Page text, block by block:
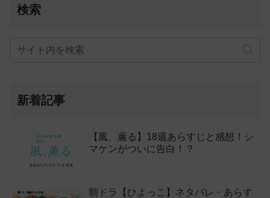
検索
新着記事
【風、薫る】18週あらすじと感想！シ
マケンがついに告白！？
朝ドラ【ひよっこ】ネタバレ・あらす